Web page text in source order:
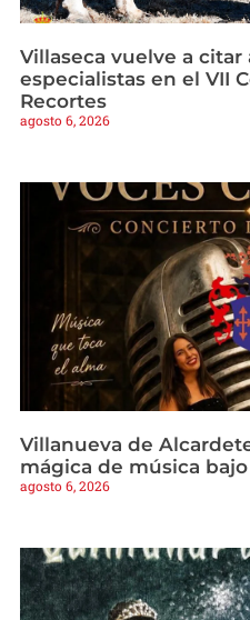
Villaseca vuelve a citar
especialistas en el VII
Recortes
agosto 6, 2026
Villanueva de
mágica de música
agosto 6, 2026